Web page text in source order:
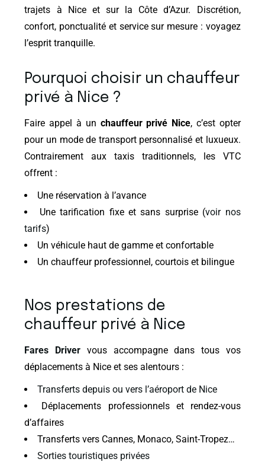
trajets à Nice et sur la Côte d’Azur. Discrétion,
confort, ponctualité et service sur mesure : voyagez
l’esprit tranquille.
Pourquoi choisir un chauffeur
privé à Nice ?
Faire appel à un chauffeur privé Nice, c’est opter
pour un mode de transport personnalisé et luxueux.
Contrairement aux taxis traditionnels, les VTC
offrent :
Une réservation à l’avance
Une tarification fixe et sans surprise (voir nos
tarifs)
Un véhicule haut de gamme et confortable
Un chauffeur professionnel, courtois et bilingue
Nos prestations de
chauffeur privé à Nice
Fares Driver vous accompagne dans tous vos
déplacements à Nice et ses alentours :
Transferts depuis ou vers l’aéroport de Nice
Déplacements professionnels et rendez-vous
d’affaires
Transferts vers Cannes, Monaco, Saint-Tropez…
Sorties touristiques privées